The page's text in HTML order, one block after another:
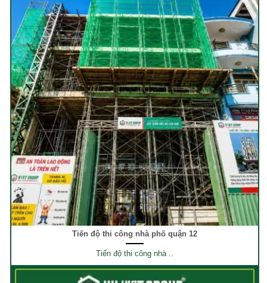
Tiến độ thi công nhà phố quận 12
Tiến độ thi công nhà ..